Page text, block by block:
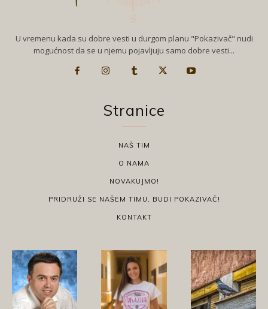
U vremenu kada su dobre vesti u durgom planu "Pokazivač" nudi
mogućnost da se u njemu pojavljuju samo dobre vesti...
Stranice
NAŠ TIM
O NAMA
NOVAKUJMO!
PRIDRUŽI SE NAŠEM TIMU, BUDI POKAZIVAČ!
KONTAKT